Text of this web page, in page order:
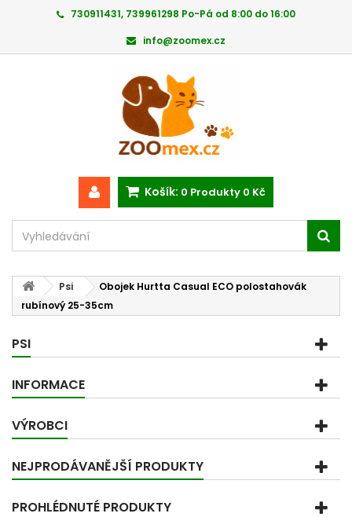
730911431, 739961298 Po-Pá od 8:00 do 16:00
info@zoomex.cz
Košík: 0 Produkty 0 Kč
Psi
Obojek Hurtta Casual ECO polostahovák
rubínový 25-35cm
PSI
INFORMACE
VÝROBCI
NEJPRODÁVANĚJŠÍ PRODUKTY
PROHLÉDNUTÉ PRODUKTY